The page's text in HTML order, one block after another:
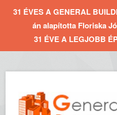
31 ÉVES A GENERAL
án alapította Floriska
31 ÉVE A LEGJOBB